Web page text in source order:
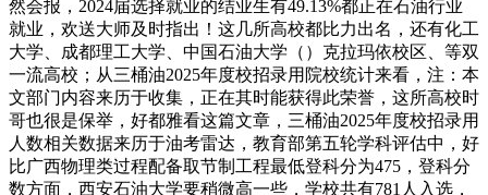
然会报，2024届选择就业的结业生有49.13%都正在石油行业
就业，欢送大师及时指出！这几所高校都比力出名，还有化工
大学、成都理工大学、中国石油大学（）克拉玛依校区、等双
一流高校；从三桶油2025年度校招录用院校统计来看，注：本
文部门内容来历于收集，正在其时能获得此荣誉，这所高校时
哥也很是保举，好都雅看这篇文章，三桶油2025年度校招录用
人数相关数据来历于油考雷达，教育部第五轮学科评估中，好
比广西物理类过程配备取节制工程最低登科分为475，登科分
数方面，西安石油大学要稍微高一些，学校共有781人入选，